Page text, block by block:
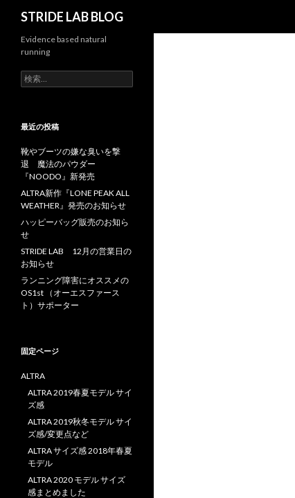
STRIDE LAB BLOG
Evidence based natural
running
検
索
最近の投稿
靴やブーツの嫌な臭いを撃
退 魔法のパウダー
『NOODO』新発売
ALTRA新作『LONE PEAK ALL
WEATHER』発売のお知らせ
ハッピーバッグ販売のお知ら
せ
STRIDE LAB 12月の営業日の
お知らせ
ランニング障害にオススメの
OS1st （オーエスファース
ト）サポーター
固定ページ
ALTRA
ALTRA 2019春夏モデル サイ
ズ感
ALTRA 2019秋冬モデル サイ
ズ感/変更点など
ALTRA サイズ感 2018年春夏
モデル
ALTRA 2020 モデル サイズ
感まとめました